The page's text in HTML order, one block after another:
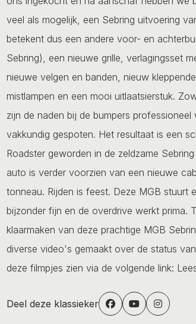
veel als mogelijk, een Sebring uitvoering
betekent dus een andere voor- en
Sebring), een nieuwe grille, verlagingsset
nieuwe velgen en banden, nieuw
mistlampen en een mooi uitlaatsierstuk.
zijn de naden bij de bumpers professioneel
vakkundig gespoten. Het resultaat is een
Roadster geworden in de zeldzame
auto is verder voorzien van een nieuwe
tonneau. Rijden is feest. Deze MGB stuurt
bijzonder fijn en de overdrive werkt prima.
klaarmaken van deze prachtige MGB
diverse video's gemaakt over de status
deze filmpjes zien via de volgende link:
Deel deze klassieker